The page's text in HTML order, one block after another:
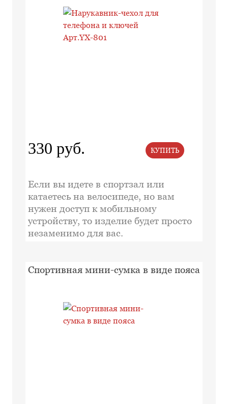
330 руб. КУПИТЬ
Если вы идете в спортзал или
катаетесь на велосипеде, но вам
нужен доступ к мобильному
устройству, то изделие будет просто
незаменимо для вас.
Спортивная мини-сумка в виде пояса